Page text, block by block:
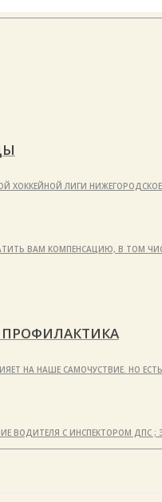
ХОККЕЙНОЙ ЛИГИ
ВАМ КОМПЕНСАЦИЮ, В ТОМ
НА НАШЕ САМОЧУСТВИЕ. НО
ВОДИТЕЛЯ С ИНСПЕКТОРОМ